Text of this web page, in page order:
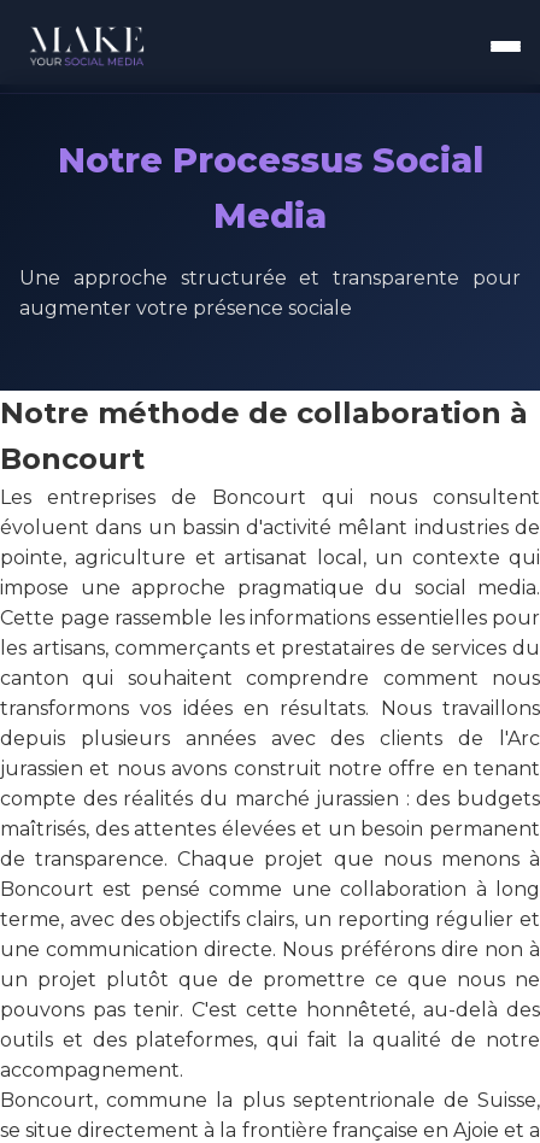
Notre Processus Social
Media
Une approche structurée et transparente pour
augmenter votre présence sociale
Notre méthode de collaboration à
Boncourt
Les entreprises de Boncourt qui nous consultent
évoluent dans un bassin d'activité mêlant industries de
pointe, agriculture et artisanat local, un contexte qui
impose une approche pragmatique du social media.
Cette page rassemble les informations essentielles pour
les artisans, commerçants et prestataires de services du
canton qui souhaitent comprendre comment nous
transformons vos idées en résultats. Nous travaillons
depuis plusieurs années avec des clients de l'Arc
jurassien et nous avons construit notre offre en tenant
compte des réalités du marché jurassien : des budgets
maîtrisés, des attentes élevées et un besoin permanent
de transparence. Chaque projet que nous menons à
Boncourt est pensé comme une collaboration à long
terme, avec des objectifs clairs, un reporting régulier et
une communication directe. Nous préférons dire non à
un projet plutôt que de promettre ce que nous ne
pouvons pas tenir. C'est cette honnêteté, au-delà des
outils et des plateformes, qui fait la qualité de notre
accompagnement.
Boncourt, commune la plus septentrionale de Suisse,
se situe directement à la frontière française en Ajoie et a